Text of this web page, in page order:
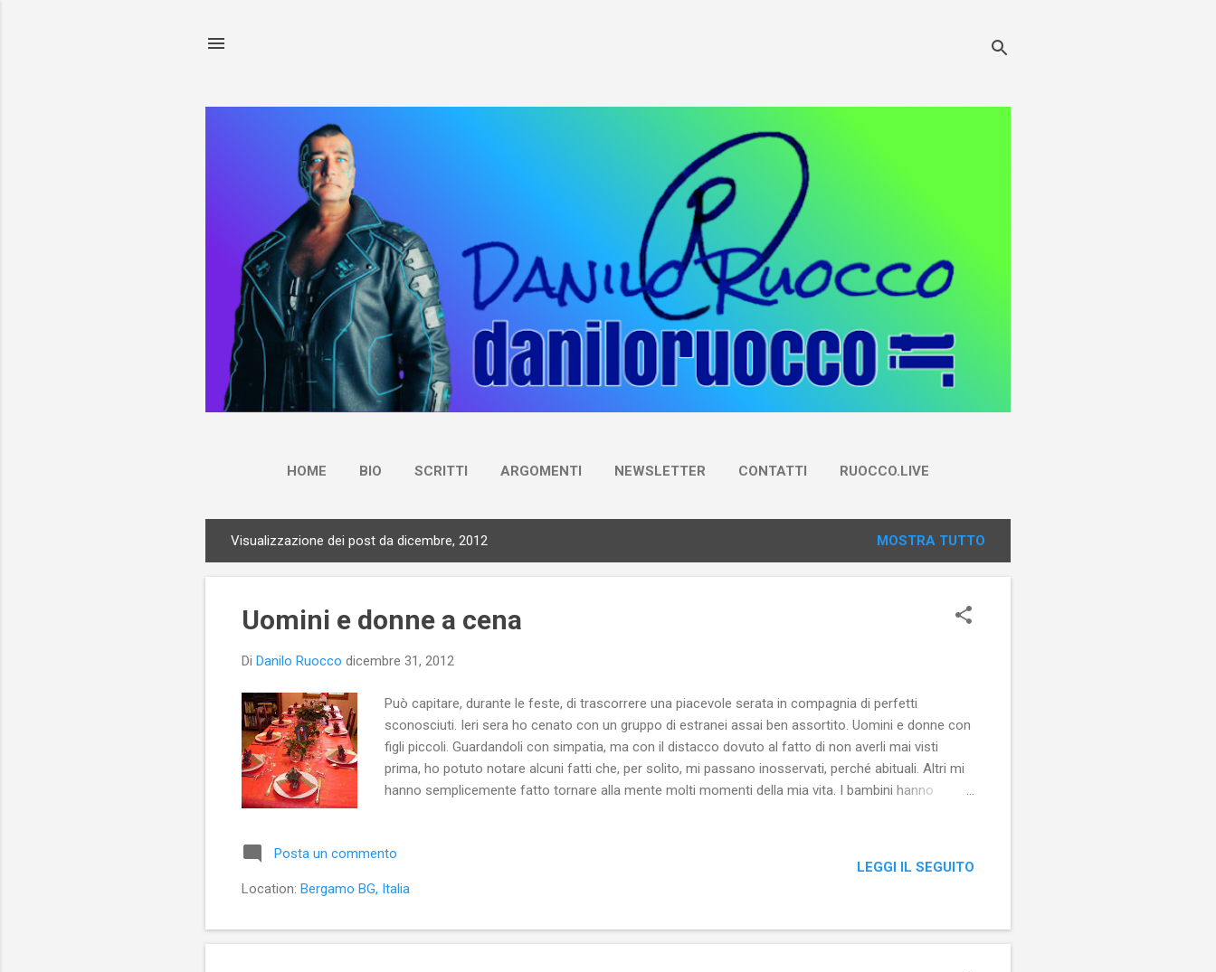
HOME BIO SCRITTI ARGOMENTI NEWSLETTER CONTATTI RUOCCO.LIVE
o
Visualizzazione dei post da dicembre, 2012 MOSTRA TUTTO
Uomini e donne a cena
Di Danilo Ruocco dicembre 31, 2012
Può capitare, durante le feste, di trascorrere una piacevole serata in compagnia di perfetti
sconosciuti. Ieri sera ho cenato con un gruppo di estranei assai ben assortito. Uomini e donne con
figli piccoli. Guardandoli con simpatia, ma con il distacco dovuto al fatto di non averli mai visti
prima, ho potuto notare alcuni fatti che, per solito, mi passano inosservati, perché abituali. Altri mi
hanno semplicemente fatto tornare alla mente molti momenti della mia vita. I bambini hanno
sarebbe piaciuto poter ascoltare meglio i discorsi dei grandi, ma, poi, ovviamente, mi divertivo di più
stando assieme agli altri miei simili. In cucina, assieme ai bambini, c’erano solo alcune madri. I padri
restavano in salotto. Solo un padre...
Posta un commento
Location: Bergamo BG, Italia
LEGGI IL SEGUITO